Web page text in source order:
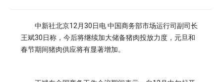
中新社北京12月30日电 中国商务部市场运行司副司长
王斌30日称，今后将继续加大储备猪肉投放力度，元旦和
春节期间猪肉供应将有显著增加。